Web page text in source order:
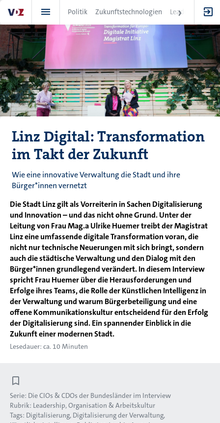
zum
Inhalt
Politik Zukunftstechnologien Leadership
Linz Digital: Transformation
im Takt der Zukunft
Wie eine innovative Verwaltung die Stadt und ihre
Bürger*innen vernetzt
Die Stadt Linz gilt als Vorreiterin in Sachen Digitalisierung
und Innovation – und das nicht ohne Grund. Unter der
Leitung von Frau Mag.a Ulrike Huemer treibt der Magistrat
Linz eine umfassende digitale Transformation voran, die
nicht nur technische Neuerungen mit sich bringt, sondern
auch die städtische Verwaltung und den Dialog mit den
Bürger*innen grundlegend verändert. In diesem Interview
spricht Frau Huemer über die Herausforderungen und
Erfolge ihres Teams, die Rolle der Künstlichen Intelligenz in
der Verwaltung und warum Bürgerbeteiligung und eine
offene Kommunikationskultur entscheidend für den Erfolg
der Digitalisierung sind. Ein spannender Einblick in die
Zukunft einer modernen Stadt.
Lesedauer: ca. 10 Minuten
Serie: Die CIOs & CDOs der Bundesländer im Interview
Rubrik: Leadership, Organisation & Arbeitskultur
Tags: Digitalisierung Digitalisierung der Verwaltung